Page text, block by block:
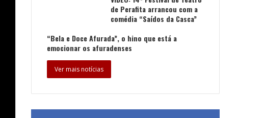
de Perafita arrancou com a
comédia “Saídos da Casca”
“Bela e Doce Afurada”, o hino que está a
emocionar os afuradenses
Ver mais notícias